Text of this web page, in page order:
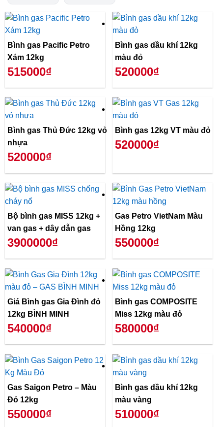
Bình gas Pacific Petro
Xám 12kg
515000₫
Bình gas dầu khí 12kg
màu đỏ
520000₫
Bình gas Thủ Đức 12kg vỏ
nhựa
520000₫
Bình gas 12kg VT màu đỏ
520000₫
Bộ bình gas MISS 12kg +
van gas + dây dẫn gas
3900000₫
Gas Petro VietNam Màu
Hồng 12kg
550000₫
Giá Bình gas Gia Đình đỏ
12kg BÌNH MINH
540000₫
Bình gas COMPOSITE
Miss 12kg màu đỏ
580000₫
Gas Saigon Petro – Màu
Đỏ 12kg
550000₫
Bình gas dầu khí 12kg
màu vàng
510000₫